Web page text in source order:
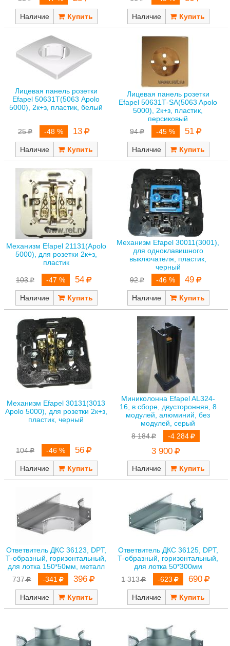
Наличие Наличие
Лицевая панель розетки
Efapel 50631Т(5063 Apolo
5000), 2к+з, пластик, белый
25 -48 % 13
Наличие
Лицевая панель розетки
Efapel 50631Т-SA(5063 Apolo
5000), 2к+з, пластик,
персиковый
94
-45 % 51
Наличие
Механизм Efapel 21131(Apolo
5000), для розетки 2к+з,
пластик
103 -47 % 54
Наличие
Механизм Efapel 30011(3001),
для одноклавишного
выключателя, пластик,
черный
92
-46 % 49
Наличие
Механизм Efapel 30131(3013
Apolo 5000), для розетки 2к+з,
пластик, черный
104 -46 % 56
Наличие
Миниколонна Efapel AL324-
16, в сборе, двусторонняя, 8
модулей, алюминий, без
модулей, серый
8 184
-4 284
3 900
Наличие
Ответвитель ДКС 36123, DPT,
Т-образный, горизонтальный,
для лотка 150*50мм, металл
737
-341 396
Наличие
Ответвитель ДКС 36125, DPT,
Т-образный, горизонтальный,
для лотка 50*300мм
1 313
-623 690
Наличие